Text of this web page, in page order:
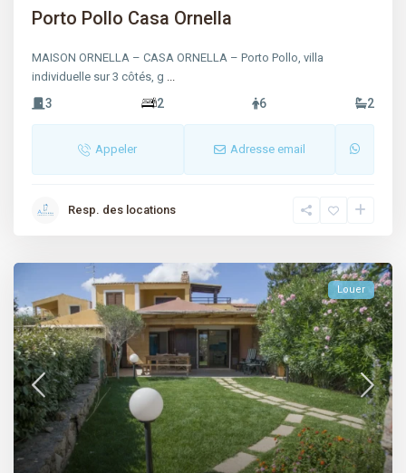
Porto Pollo Casa Ornella
MAISON ORNELLA – CASA ORNELLA – Porto Pollo, villa
individuelle sur 3 côtés, g ...
3 2 6 2
Appeler Adresse email
Resp. des locations
Louer